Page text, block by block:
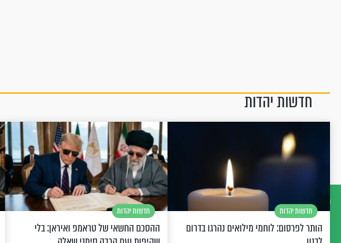
איתנו
חדשות יהדות
חדשות יהדות
הותר לפרסום: לוחמי מילואים נהרגו בדרום
חדשות יהדות
ההסכם החשאי של טראמפ ואיראן: בלי